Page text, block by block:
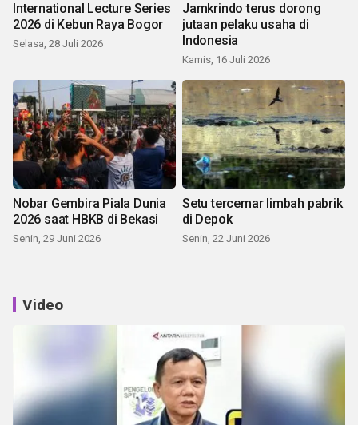
International Lecture Series
2026 di Kebun Raya Bogor
Selasa, 28 Juli 2026
Jamkrindo terus dorong
jutaan pelaku usaha di
Indonesia
Kamis, 16 Juli 2026
Nobar Gembira Piala Dunia
2026 saat HBKB di Bekasi
Senin, 29 Juni 2026
Setu tercemar limbah pabrik
di Depok
Senin, 22 Juni 2026
Video